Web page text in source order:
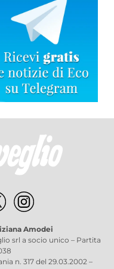
Amodei
srl a socio unico – Partita
n. 317 del 29.03.2002 –